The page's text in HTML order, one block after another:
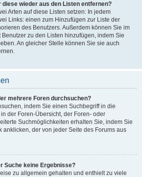
diese wieder aus den Listen entfernen?
Arten auf diese Listen setzen: In jedem
Links: einen zum Hinzufügen zur Liste der
des Benutzers. Außerdem können Sie im
zu den Listen hinzufügen, indem Sie
An gleicher Stelle können Sie sie auch
mehrere Foren durchsuchen?
indem Sie einen Suchbegriff in die
der Foren-Übersicht, der Foren- oder
Suchmöglichkeiten erhalten Sie, indem Sie
anklicken, der von jeder Seite des Forums aus
Suche keine Ergebnisse?
zu allgemein gehalten und enthielt zu viele